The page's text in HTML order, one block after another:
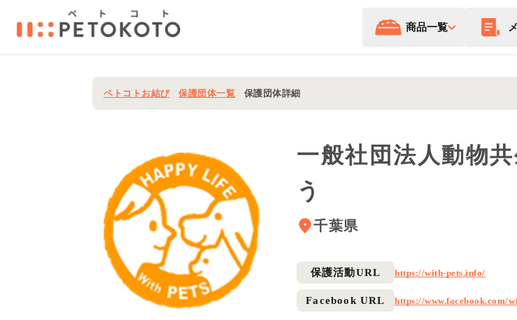
商品一覧
ペトコトお結び 保護団体一覧 保護団体詳細
一般社団法人動物
う
千葉県
保護活動URL https://with-pets.info/
Facebook URL https://www.facebook.com/